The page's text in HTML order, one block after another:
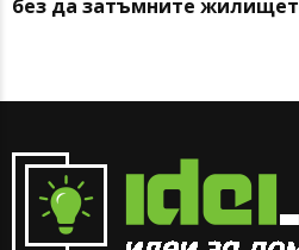
без да затъмните